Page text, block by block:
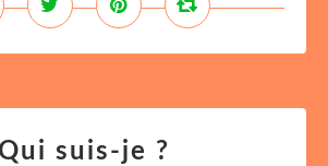
Qui suis-je ?